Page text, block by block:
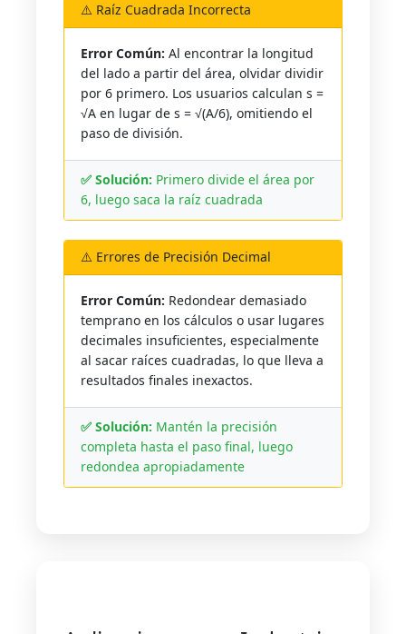
⚠️ Raíz Cuadrada Incorrecta
Error Común: Al encontrar la longitud
del lado a partir del área, olvidar dividir
por 6 primero. Los usuarios calculan s =
√A en lugar de s = √(A/6), omitiendo el
paso de división.
✅ Solución: Primero divide el área por
6, luego saca la raíz cuadrada
⚠️ Errores de Precisión Decimal
Error Común: Redondear demasiado
temprano en los cálculos o usar lugares
decimales insuficientes, especialmente
al sacar raíces cuadradas, lo que lleva a
resultados finales inexactos.
✅ Solución: Mantén la precisión
completa hasta el paso final, luego
redondea apropiadamente